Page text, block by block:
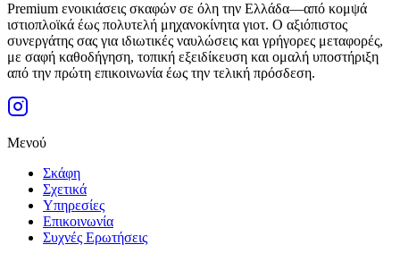
Premium ενοικιάσεις σκαφών σε όλη την Ελλάδα—από κομψά
ιστιοπλοϊκά έως πολυτελή μηχανοκίνητα γιοτ. Ο αξιόπιστος
συνεργάτης σας για ιδιωτικές ναυλώσεις και γρήγορες μεταφορές,
με σαφή καθοδήγηση, τοπική εξειδίκευση και ομαλή υποστήριξη
από την πρώτη επικοινωνία έως την τελική πρόσδεση.
Μενού
Σκάφη
Σχετικά
Υπηρεσίες
Επικοινωνία
Συχνές Ερωτήσεις